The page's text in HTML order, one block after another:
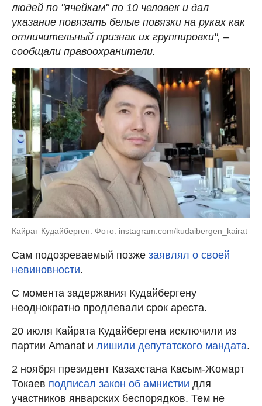
людей по "ячейкам" по 10 человек и дал
указание повязать белые повязки на руках как
отличительный признак их группировки", –
сообщали правоохранители.
Кайрат Кудайберген. Фото: instagram.com/kudaibergen_kairat
Сам подозреваемый позже заявлял о своей
невиновности.
С момента задержания Кудайбергену
неоднократно продлевали срок ареста.
20 июля Кайрата Кудайбергена исключили из
партии Amanat и лишили депутатского мандата.
2 ноября президент Казахстана Касым-Жомарт
Токаев подписал закон об амнистии для
участников январских беспорядков. Тем не